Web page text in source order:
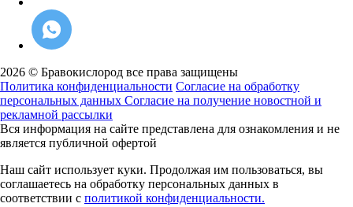
2026 © Бравокислород все права защищены
Политика конфиденциальности Согласие на обработку
персональных данных Согласие на получение новостной и
рекламной рассылки
Вся информация на сайте представлена для ознакомления и не
является публичной офертой
Наш сайт использует куки. Продолжая им пользоваться, вы
соглашаетесь на обработку персональных данных в
соответствии с политикой конфиденциальности.